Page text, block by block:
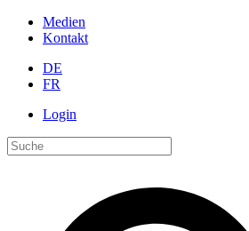
Medien
Kontakt
DE
FR
Login